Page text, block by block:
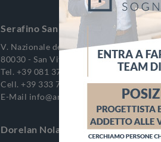
Serafino San Vitaliano
V. Nazionale delle Puglie, 149
80030 - San Vitaliano (Napoli)
Tel. +39 081 376 3904
Cell. +39 333 700 1622
E-Mail info@arredamentiserafino.it
Dorelan Nola